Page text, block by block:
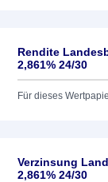
Rendite
2,861% 24/30
Für dieses
Verzinsung
2,861% 24/30